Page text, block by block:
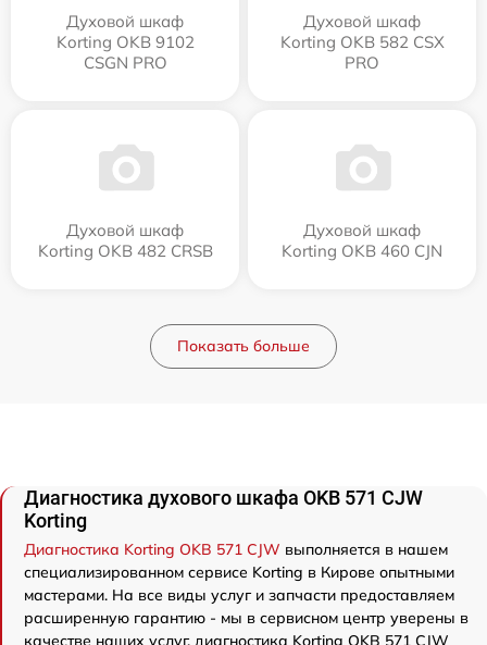
Духовой шкаф
Korting OKB 9102
CSGN PRO
Духовой шкаф
Korting OKB 582 CSX
PRO
Духовой шкаф
Korting OKB 482 CRSB
Духовой шкаф
Korting OKB 460 CJN
Показать больше
Диагностика духового шкафа OKB 571 CJW
Korting
Диагностика Korting OKB 571 CJW выполняется в нашем
специализированном сервисе Korting в Кирове опытными
мастерами. На все виды услуг и запчасти предоставляем
расширенную гарантию - мы в сервисном центр уверены в
качестве наших услуг. диагностика Korting OKB 571 CJW